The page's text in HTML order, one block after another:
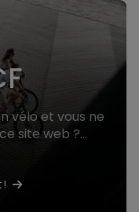
vélo et vous ne
site web ?